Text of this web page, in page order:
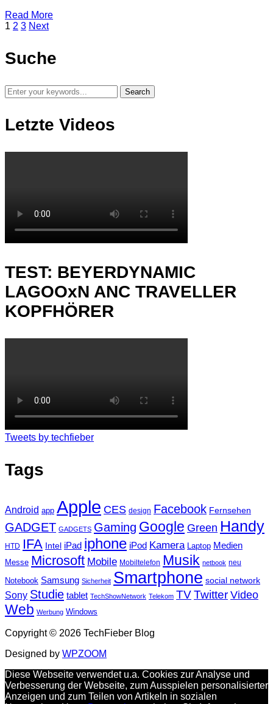
Read More
1 2 3 Next
Suche
Letzte Videos
TEST: BEYERDYNAMIC
LAGOOxN ANC TRAVELLER
KOPFHÖRER
Tweets by techfieber
Tags
Android app Apple CES design Facebook Fernsehen
GADGET GADGETS Gaming Google Green Handy
HTD IFA Intel iPad iphone iPod Kamera Laptop Medien
Messe Microsoft Mobile Mobiltelefon Musik netbook neu
Notebook Samsung Sicherheit Smartphone social network
Sony Studie tablet TechShowNetwork Telekom TVTwitter Video
Web Werbung Windows
Copyright © 2026 TechFieber Blog
Designed by WPZOOM
Diese Webseite verwendet u.a. Cookies zur Analyse und
Verbesserung der Webseite, zum Ausspielen personalisierter
Anzeigen und zum Teilen von Artikeln in sozialen